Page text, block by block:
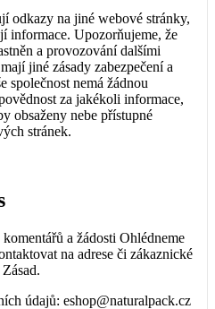
odkazy na jiné webové stránky,
informace. Upozorňujeme, že
a provozování dalšími
jiné zásady zabezpečení a
společnost nemá žádnou
za jakékoli informace,
obsaženy nebe přístupné
stránek.
a žádosti Ohlédneme
na adrese či zákaznické
údajů: eshop@naturalpack.cz